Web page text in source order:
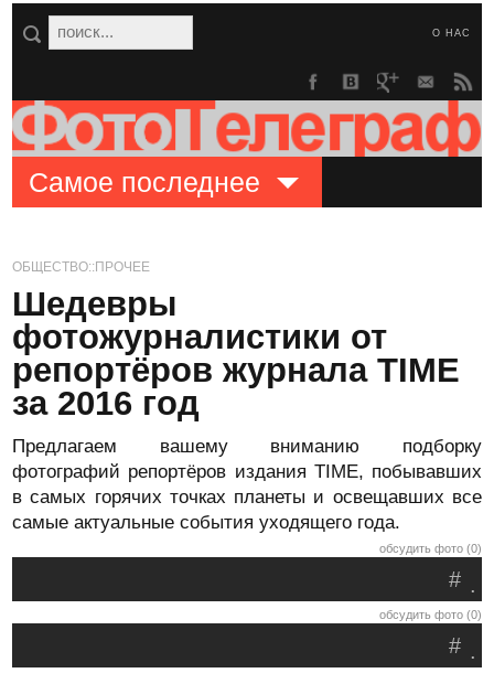
О НАС
Самое последнее
ОБЩЕСТВО::ПРОЧЕЕ
Шедевры
фотожурналистики от
репортёров журнала TIME
за 2016 год
Предлагаем вашему вниманию подборку
фотографий репортёров издания TIME, побывавших
в самых горячих точках планеты и освещавших все
самые актуальные события уходящего года.
обсудить фото (0)
.
#
обсудить фото (0)
.
#